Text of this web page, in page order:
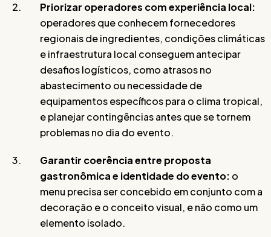
Priorizar operadores com experiência local:
operadores que conhecem fornecedores
regionais de ingredientes, condições climáticas
e infraestrutura local conseguem antecipar
desafios logísticos, como atrasos no
abastecimento ou necessidade de
equipamentos específicos para o clima tropical,
e planejar contingências antes que se tornem
problemas no dia do evento.
Garantir coerência entre proposta
gastronômica e identidade do evento: o
menu precisa ser concebido em conjunto com a
decoração e o conceito visual, e não como um
elemento isolado.